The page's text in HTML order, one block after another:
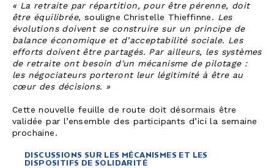
« La retraite par répartition, pour être pérenne, doit
être équilibrée, souligne Christelle Thieffinne. Les
évolutions doivent se construire sur un principe de
balance économique et d’acceptabilité sociale. Les
efforts doivent être partagés. Par ailleurs, les systèmes
de retraite ont besoin d'un mécanisme de pilotage :
les négociateurs porteront leur légitimité à être au
cœur des décisions. »
Cette nouvelle feuille de route doit désormais être
validée par l’ensemble des participants d’ici la semaine
prochaine.
DISCUSSIONS SUR LES MÉCANISMES ET LES
DISPOSITIFS DE SOLIDARITÉ